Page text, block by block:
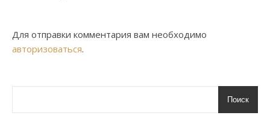
Для отправки комментария вам необходимо
авторизоваться.
Поиск